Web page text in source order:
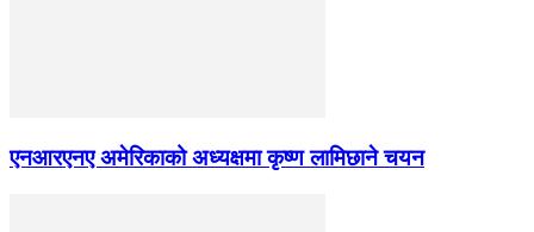
एनआरएनए अमेरिकाको अध्यक्षमा कृष्ण लामिछाने चयन